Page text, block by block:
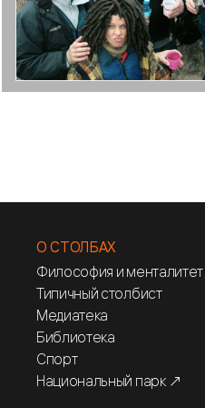
О СТОЛБАХ
Философия и менталитет
Типичный столбист
Медиатека
Библиотека
Спорт
Национальный парк ↗